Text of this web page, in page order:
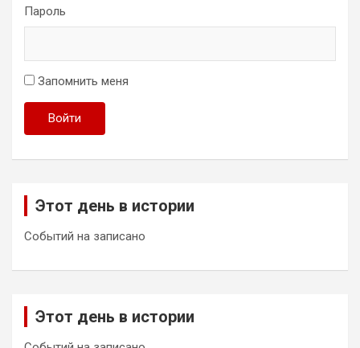
Пароль
Запомнить меня
Войти
Этот день в истории
Событий на записано
Этот день в истории